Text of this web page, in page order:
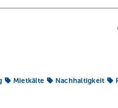
Mietkälte Nachhaltigkeit